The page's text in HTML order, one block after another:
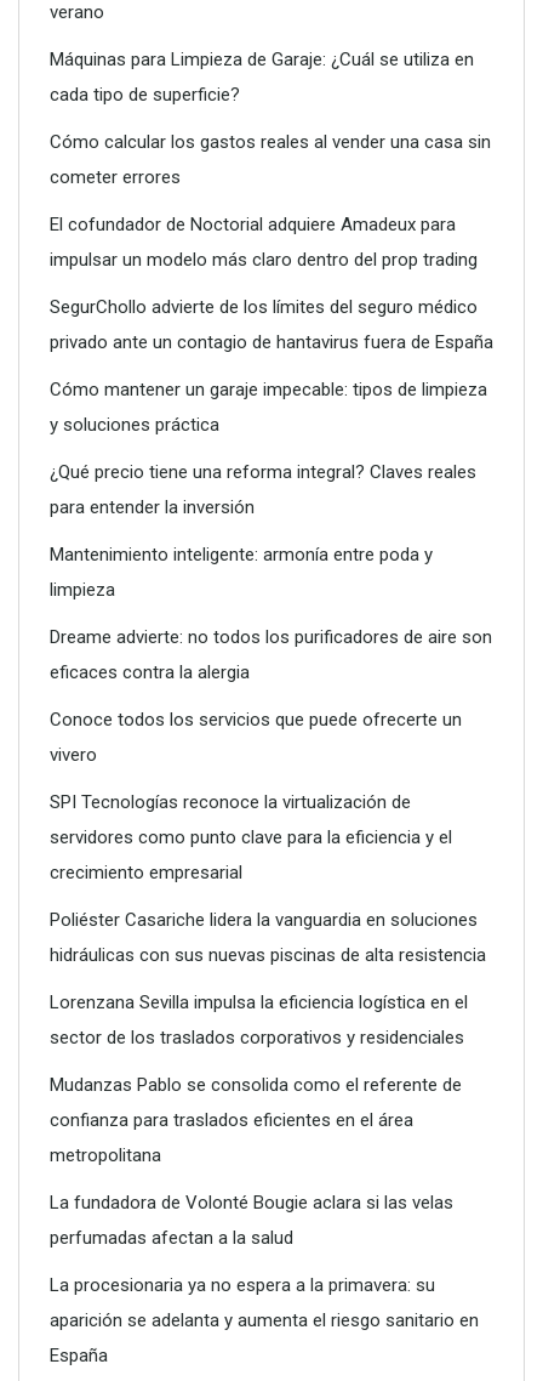
Dreame advierte: no todos los purificadores de aire son
eficaces contra la alergia
Conoce todos los servicios que puede ofrecerte un vivero
como punto clave para la eficiencia y el crecimiento
empresarial
Poliéster Casariche lidera la vanguardia en soluciones
hidráulicas con sus nuevas piscinas de alta resistencia
verano
Máquinas para Limpieza de Garaje: ¿Cuál se utiliza en
cada tipo de superficie?
Cómo calcular los gastos reales al vender una casa sin
cometer errores
El cofundador de Noctorial adquiere Amadeux para
impulsar un modelo más claro dentro del prop trading
SegurChollo advierte de los límites del seguro médico
privado ante un contagio de hantavirus fuera de España
Cómo mantener un garaje impecable: tipos de limpieza
y soluciones práctica
¿Qué precio tiene una reforma integral? Claves reales
para entender la inversión
Mantenimiento inteligente: armonía entre poda y
limpieza
Dreame advierte: no todos los purificadores de aire son
eficaces contra la alergia
Conoce todos los servicios que puede ofrecerte un
vivero
SPI Tecnologías reconoce la virtualización de
servidores como punto clave para la eficiencia y el
crecimiento empresarial
Poliéster Casariche lidera la vanguardia en soluciones
hidráulicas con sus nuevas piscinas de alta resistencia
Lorenzana Sevilla impulsa la eficiencia logística en el
sector de los traslados corporativos y residenciales
Mudanzas Pablo se consolida como el referente de
confianza para traslados eficientes en el área
metropolitana
La fundadora de Volonté Bougie aclara si las velas
perfumadas afectan a la salud
La procesionaria ya no espera a la primavera: su
aparición se adelanta y aumenta el riesgo sanitario en
España